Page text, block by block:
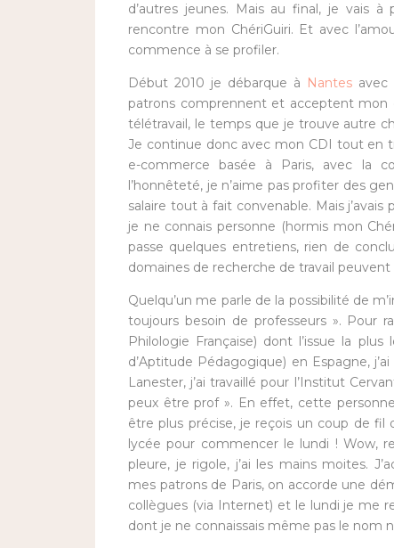
d’autres jeunes. Mais au final, je vais
rencontre mon ChériGuiri. Et avec
commence à se profiler.
Début 2010 je débarque à Nantesavec
patrons comprennent et acceptent
télétravail, le temps que je trouve autre
Je continue donc avec mon CDI tout en
e-commerce basée à Paris, avec la
l’honnêteté, je n’aime pas profiter des
salaire tout à fait convenable. Mais
je ne connais personne (hormis mon
passe quelques entretiens, rien de
domaines de recherche de travail
Quelqu’un me parle de la possibilité de
toujours besoin de professeurs ». Pour
Philologie Française) dont l’issue la
d’Aptitude Pédagogique) en Espagne,
Lanester, j’ai travaillé pour l’Institut
peux être prof ». En effet, cette
être plus précise, je reçois un coup de
lycée pour commencer le lundi ! Wow,
pleure, je rigole, j’ai les mains moites.
mes patrons de Paris, on accorde une
collègues (via Internet) et le lundi je me
dont je ne connaissais même pas le nom